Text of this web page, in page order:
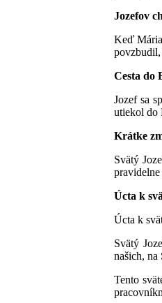
Jozefov
Keď
Cesta do
Jozef sa
utiekol do
Krátke
Svätý
Úcta k
Úcta k
Svätý
našich, na
Tento